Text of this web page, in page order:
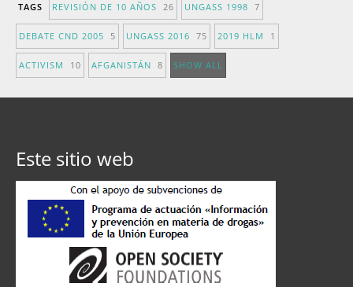
TAGS REVISIÓN DE 10 AÑOS 26 UNGASS 1998 7
DEBATE CND 2005 5 UNGASS 2016 75 2019 HLM 1
ACTIVISM 10 AFGANISTÁN 8 SHOW ALL
Este sitio web